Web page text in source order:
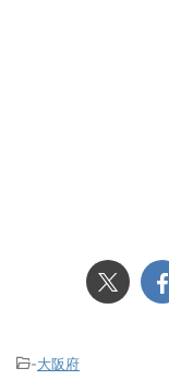
-大阪府